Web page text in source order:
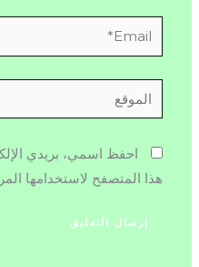
Email*
الموقع
احفظ اسمي، بريدي
هذا المتصفح لاستخدامها